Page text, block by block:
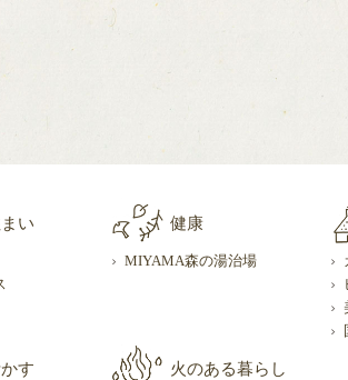
い 健康
MIYAMA森の湯治場
す 火のある暮らし